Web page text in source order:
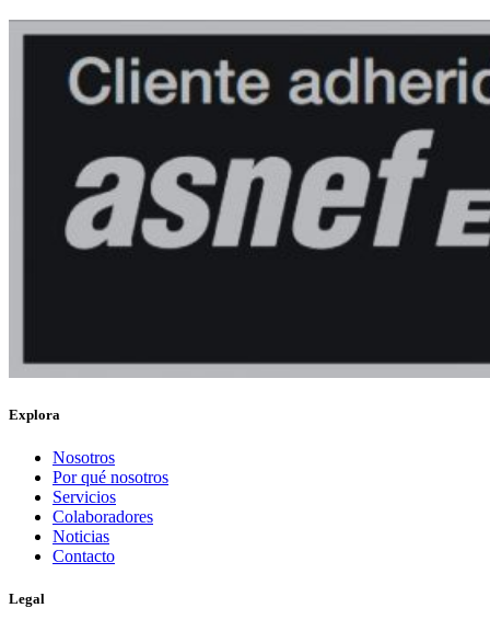
Explora
Nosotros
Por qué nosotros
Servicios
Colaboradores
Noticias
Contacto
Legal